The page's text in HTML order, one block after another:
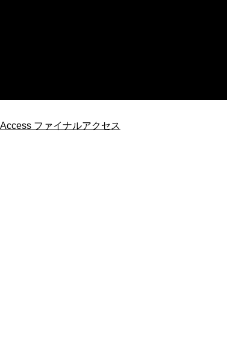
ファイナルアクセス